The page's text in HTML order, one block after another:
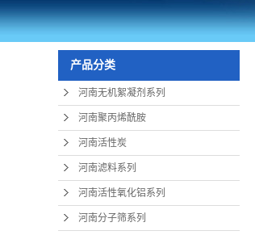
产品分类
河南无机絮凝剂系列
河南聚丙烯酰胺
河南活性炭
河南滤料系列
河南活性氧化铝系列
河南分子筛系列